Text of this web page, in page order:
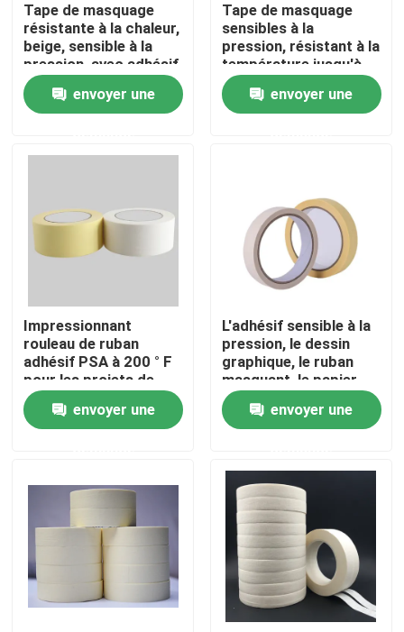
Aperçu
Vidéos
Visite d'usine
Contrôle de la qualité
Demande de soumission
ruban adhésif de fonte chaude
Tape de masquage
résistante à la chaleur,
beige, sensible à la
pression, avec adhésif
à faible charge
envoyer une
Tape de masquage
sensibles à la
pression, résistant à la
température jusqu'à
200°F
envoyer une
Impressionnant
rouleau de ruban
adhésif PSA à 200 ° F
pour les projets de
conception graphique
/ bricolageenvoyer une
L'adhésif sensible à la
pression, le dessin
graphique, le ruban
masquant, le papier
crêpe 30 mm, le
rouleau 20 m.
envoyer une